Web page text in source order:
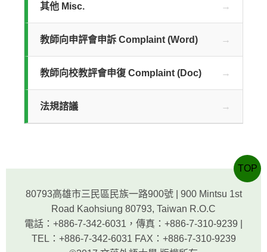
其他 Misc.
教師向申評會申訴 Complaint (Word)
教師向校教評會申復 Complaint (Doc)
法規諮議
80793高雄市三民區民族一路900號 | 900 Mintsu 1st
Road Kaohsiung 80793, Taiwan R.O.C
電話：+886-7-342-6031，傳真：+886-7-310-9239 |
TEL：+886-7-342-6031 FAX：+886-7-310-9239
TOP